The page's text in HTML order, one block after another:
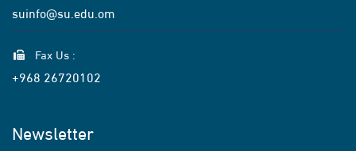
suinfo@su.edu.om
Fax Us :
+968 26720102
Newsletter